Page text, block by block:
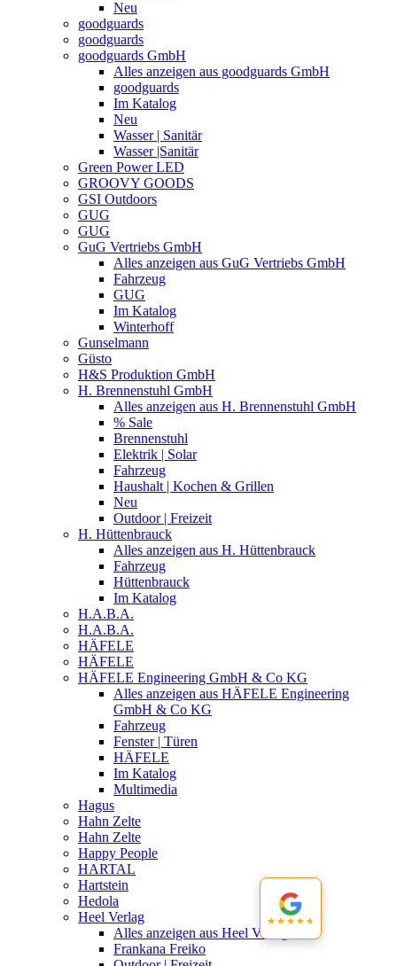
Neu
goodguards
goodguards
goodguards GmbH
Alles anzeigen aus goodguards GmbH
goodguards
Im Katalog
Neu
Wasser | Sanitär
Wasser |Sanitär
Green Power LED
GROOVY GOODS
GSI Outdoors
GUG
GUG
GuG Vertriebs GmbH
Alles anzeigen aus GuG Vertriebs GmbH
Fahrzeug
GUG
Im Katalog
Winterhoff
Gunselmann
Güsto
H&S Produktion GmbH
H. Brennenstuhl GmbH
Alles anzeigen aus H. Brennenstuhl GmbH
% Sale
Brennenstuhl
Elektrik | Solar
Fahrzeug
Haushalt | Kochen & Grillen
Neu
Outdoor | Freizeit
H. Hüttenbrauck
Alles anzeigen aus H. Hüttenbrauck
Fahrzeug
Hüttenbrauck
Im Katalog
H.A.B.A.
H.A.B.A.
HÄFELE
HÄFELE
HÄFELE Engineering GmbH & Co KG
Alles anzeigen aus HÄFELE Engineering
GmbH & Co KG
Fahrzeug
Fenster | Türen
HÄFELE
Im Katalog
Multimedia
Hagus
Hahn Zelte
Hahn Zelte
Happy People
HARTAL
Hartstein
Hedola
Heel Verlag
Alles anzeigen aus Heel Verlag
Frankana Freiko
★★★★★
★★★★★